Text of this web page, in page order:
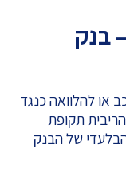
בנק
להלוואה כנגד
תקופת
של הבנק